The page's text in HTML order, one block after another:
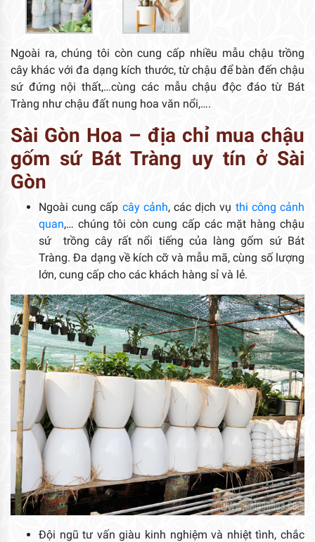
Ngoài ra, chúng tôi còn cung cấp nhiều mẫu chậu trồng
cây khác với đa dạng kích thước, từ chậu để bàn đến chậu
sứ đứng nội thất,…cùng các mẫu chậu độc đáo từ Bát
Tràng như chậu đất nung hoa văn nổi,….
Sài Gòn Hoa – địa chỉ mua chậu
gốm sứ Bát Tràng uy tín ở Sài
Gòn
Ngoài cung cấp cây cảnh, các dịch vụ thi công cảnh
quan,… chúng tôi còn cung cấp các mặt hàng chậu
sứ trồng cây rất nổi tiếng của làng gốm sứ Bát
Tràng. Đa dạng về kích cỡ và mẫu mã, cùng số lượng
lớn, cung cấp cho các khách hàng sỉ và lẻ.
Đội ngũ tư vấn giàu kinh nghiệm và nhiệt tình, chắc